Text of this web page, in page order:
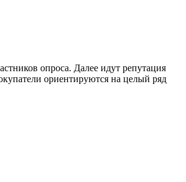
опроса. Далее идут репутация
ориентируются на целый ряд